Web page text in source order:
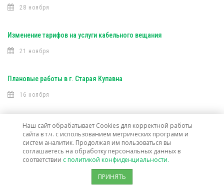
28 ноября
Изменение тарифов на услуги кабельного вещания
21 ноября
Плановые работы в г. Старая Купавна
16 ноября
Плановые работы (Интерактивное ТВ)
16 ноября
Плановые работы (Интерактивное ТВ)
Наш сайт обрабатывает Cookies для корректной работы
сайта в т.ч. с использованием метрических программ и
систем аналитик. Продолжая им пользоваться вы
соглашаетесь на обработку персональных данных в
соответствии с политикой конфиденциальности.
ПРИНЯТЬ